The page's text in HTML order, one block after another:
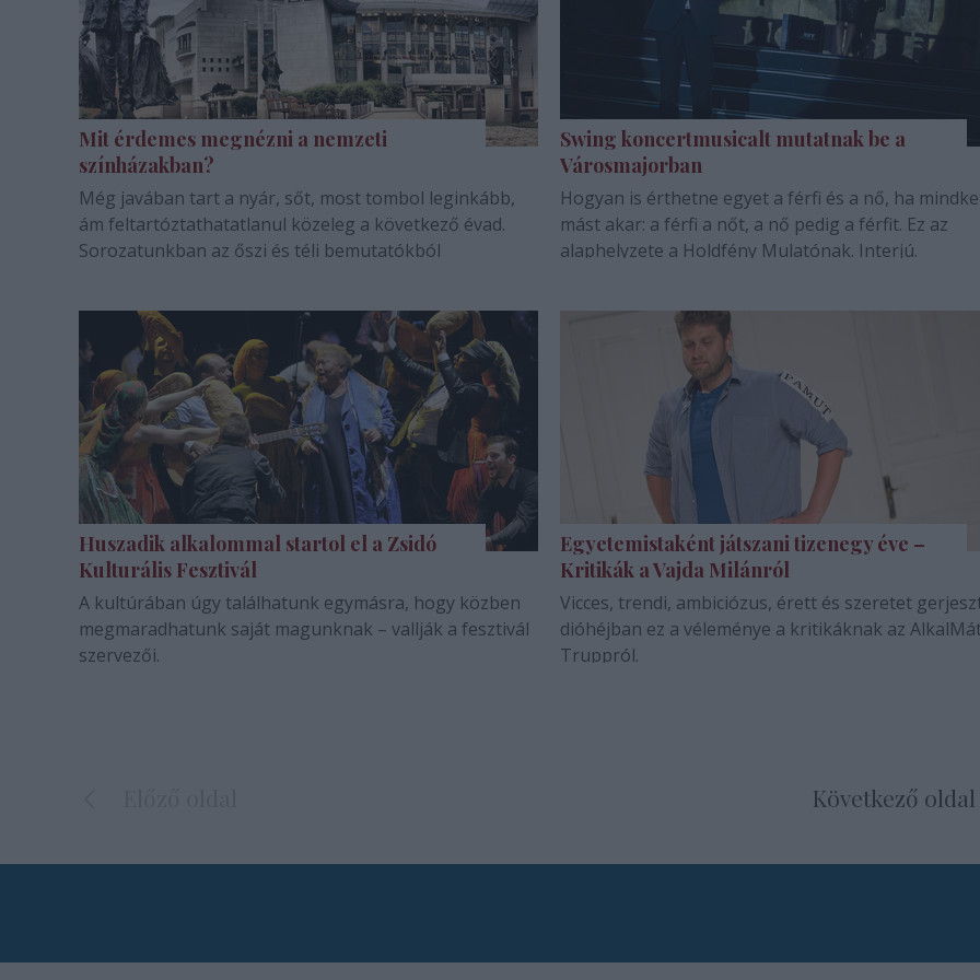
Mit érdemes megnézni a nemzeti
színházakban?
Még javában tart a nyár, sőt, most tombol leginkább,
ám feltartóztathatatlanul közeleg a következő évad.
Sorozatunkban az őszi és téli bemutatókból
Swing koncertmusicalt mutatnak be a
Városmajorban
Hogyan is érthetne egyet a férfi és a nő, ha
mást akar: a férfi a nőt, a nő pedig a férfit. Ez az
alaphelyzete a Holdfény Mulatónak. Interjú.
Huszadik alkalommal startol el a Zsidó
Kulturális Fesztivál
A kultúrában úgy találhatunk egymásra, hogy közben
megmaradhatunk saját magunknak – vallják a fesztivál
szervezői.
Egyetemistaként játszani tizenegy éve –
Kritikák a Vajda Milánról
Vicces, trendi, ambiciózus, érett és szeretet
dióhéjban ez a véleménye a kritikáknak az
Truppról.
Következő oldal